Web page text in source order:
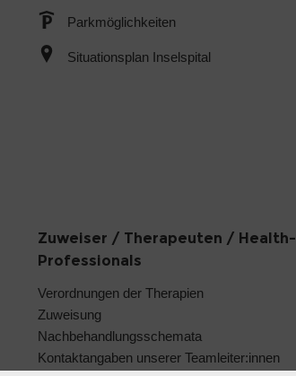
Parkmöglichkeiten
Situationsplan Inselspital
Zuweiser / Therapeuten / Health-
Professionals
Verordnungen der Therapien
Zuweisung
Nachbehandlungsschemata
Kontaktangaben unserer Teamleiter:innen